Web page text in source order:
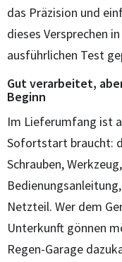
das Präzision und
dieses Versprechen
ausführlichen Test
Gut verarbeitet,
Beginn
Im Lieferumfang ist
Sofortstart braucht:
Schrauben,
Netzteil. Wer dem
Unterkunft gönnen
Regen-Garage